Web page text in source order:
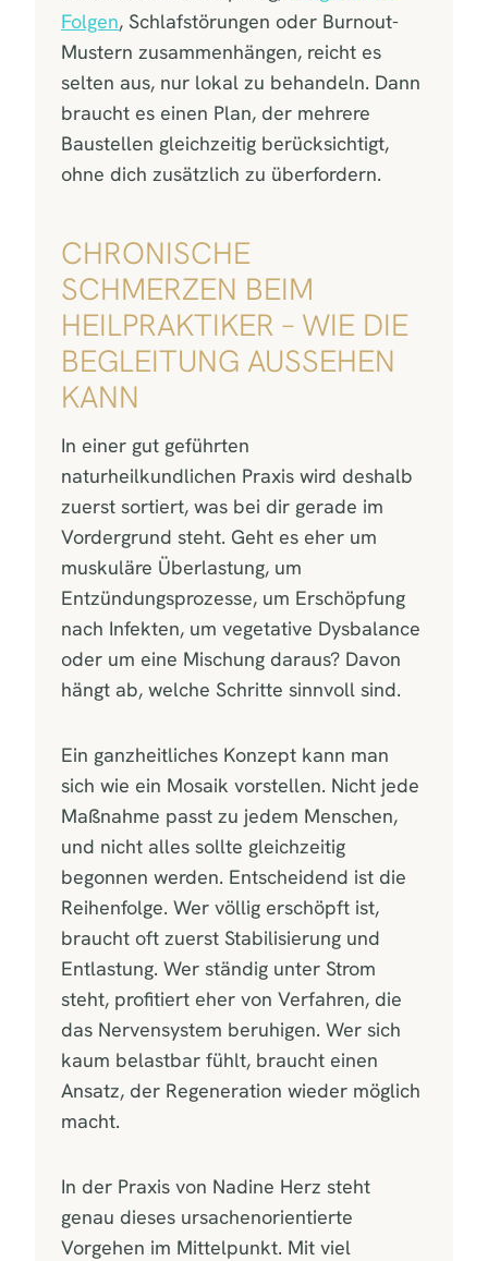
Folgen, Schlafstörungen oder Burnout-
Mustern zusammenhängen, reicht es
selten aus, nur lokal zu behandeln. Dann
braucht es einen Plan, der mehrere
Baustellen gleichzeitig berücksichtigt,
ohne dich zusätzlich zu überfordern.
CHRONISCHE
SCHMERZEN BEIM
HEILPRAKTIKER – WIE DIE
BEGLEITUNG AUSSEHEN
KANN
In einer gut geführten
naturheilkundlichen Praxis wird deshalb
zuerst sortiert, was bei dir gerade im
Vordergrund steht. Geht es eher um
muskuläre Überlastung, um
Entzündungsprozesse, um Erschöpfung
nach Infekten, um vegetative Dysbalance
oder um eine Mischung daraus? Davon
hängt ab, welche Schritte sinnvoll sind.
Ein ganzheitliches Konzept kann man
sich wie ein Mosaik vorstellen. Nicht jede
Maßnahme passt zu jedem Menschen,
und nicht alles sollte gleichzeitig
begonnen werden. Entscheidend ist die
Reihenfolge. Wer völlig erschöpft ist,
braucht oft zuerst Stabilisierung und
Entlastung. Wer ständig unter Strom
steht, profitiert eher von Verfahren, die
das Nervensystem beruhigen. Wer sich
kaum belastbar fühlt, braucht einen
Ansatz, der Regeneration wieder möglich
macht.
In der Praxis von Nadine Herz steht
genau dieses ursachenorientierte
Vorgehen im Mittelpunkt. Mit viel